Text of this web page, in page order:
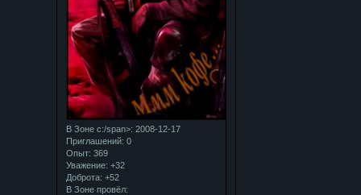
В Зоне с:/span>: 2008-12-17
Приглашений: 0
Опыт: 369
Уважение: +32
Доброта: +52
В Зоне провёл: